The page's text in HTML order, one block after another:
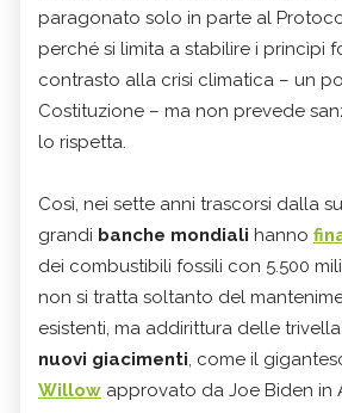
paragonato solo in parte al
perché si limita a stabilire i princìpi
contrasto alla crisi climatica – un
Costituzione – ma non prevede
lo rispetta.
Così, nei sette anni trascorsi dalla
grandi banche mondiali hanno
dei combustibili fossili con 5.500
non si tratta soltanto del
esistenti, ma addirittura delle
nuovi giacimenti, come il
Willow approvato da Joe Biden in